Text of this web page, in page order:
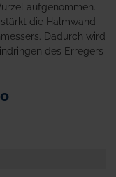
aufgenommen.
die Halmwand
Dadurch wird
des Erregers